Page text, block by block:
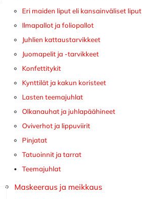
Eri maiden liput eli kansainväliset liput
Ilmapallot ja foliopallot
Juhlien kattaustarvikkeet
Juomapelit ja -tarvikkeet
Konfettitykit
Kynttilät ja kakun koristeet
Lasten teemajuhlat
Olkanauhat ja juhlapäähineet
Oviverhot ja lippuviirit
Pinjatat
Tatuoinnit ja tarrat
Teemajuhlat
Maskeeraus ja meikkaus